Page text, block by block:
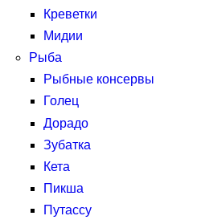
Креветки
Мидии
Рыба
Рыбные консервы
Голец
Дорадо
Зубатка
Кета
Пикша
Путассу